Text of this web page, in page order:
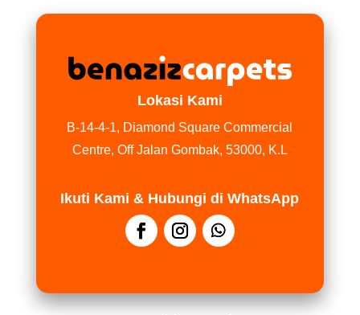
Lokasi Kami
B-14-4-1, Diamond Square Commercial
Centre, Off Jalan Gombak, 53000, K.L
Ikuti Kami & Hubungi di WhatsApp